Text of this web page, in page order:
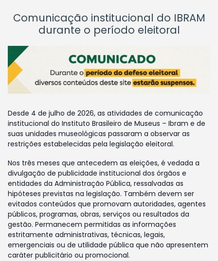
Comunicação institucional do IBRAM
durante o período eleitoral
Desde 4 de julho de 2026, as atividades de comunicação
institucional do Instituto Brasileiro de Museus – Ibram e de
suas unidades museológicas passaram a observar as
restrições estabelecidas pela legislação eleitoral.
Nos três meses que antecedem as eleições, é vedada a
divulgação de publicidade institucional dos órgãos e
entidades da Administração Pública, ressalvadas as
hipóteses previstas na legislação. Também devem ser
evitados conteúdos que promovam autoridades, agentes
públicos, programas, obras, serviços ou resultados da
gestão. Permanecem permitidas as informações
estritamente administrativas, técnicas, legais,
emergenciais ou de utilidade pública que não apresentem
caráter publicitário ou promocional.